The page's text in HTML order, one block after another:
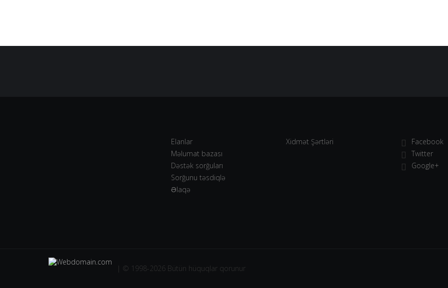
Elanlar
Məlumat bazası
Dəstək sorğuları
Sorğunu təsdiqlə
Əlaqə
Xidmət Şərtləri
Facebook
Twitter
Google+
| © 1998-2026 Bütün hüquqlar qorunur